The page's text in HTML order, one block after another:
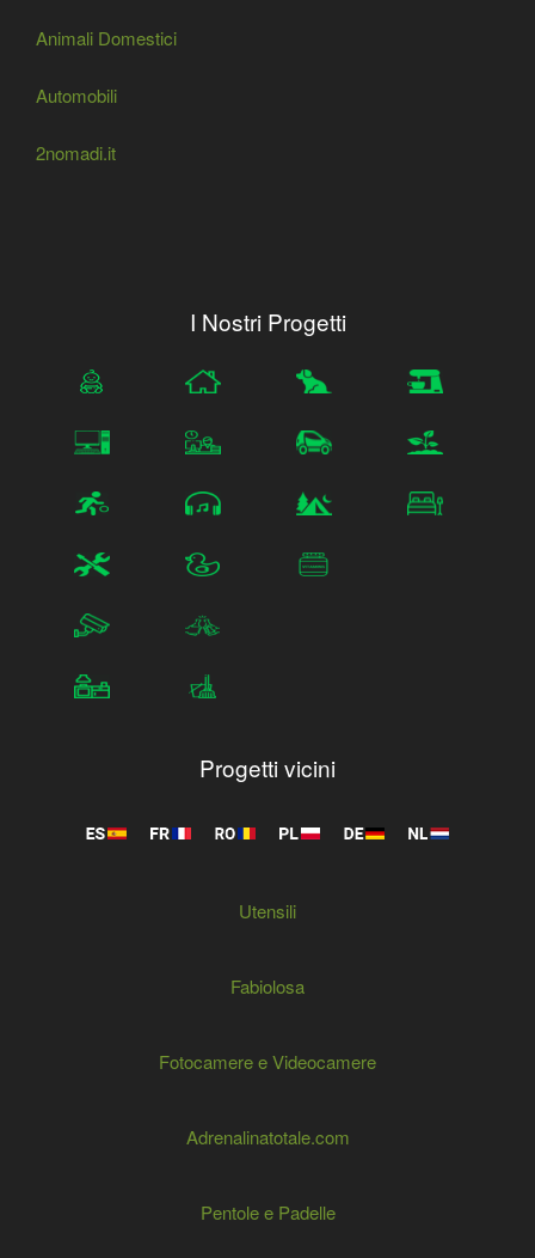
Animali Domestici
Automobili
2nomadi.it
I Nostri Progetti
Progetti vicini
Utensili
Fabiolosa
Fotocamere e Videocamere
Adrenalinatotale.com
Pentole e Padelle